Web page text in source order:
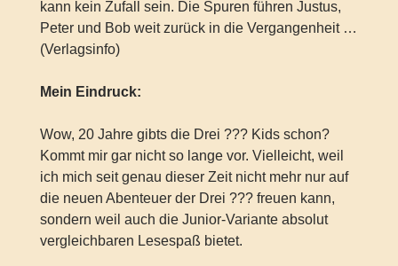
kann kein Zufall sein. Die Spuren führen Justus,
Peter und Bob weit zurück in die Vergangenheit …
(Verlagsinfo)
Mein Eindruck:
Wow, 20 Jahre gibts die Drei ??? Kids schon?
Kommt mir gar nicht so lange vor. Vielleicht, weil
ich mich seit genau dieser Zeit nicht mehr nur auf
die neuen Abenteuer der Drei ??? freuen kann,
sondern weil auch die Junior-Variante absolut
vergleichbaren Lesespaß bietet.